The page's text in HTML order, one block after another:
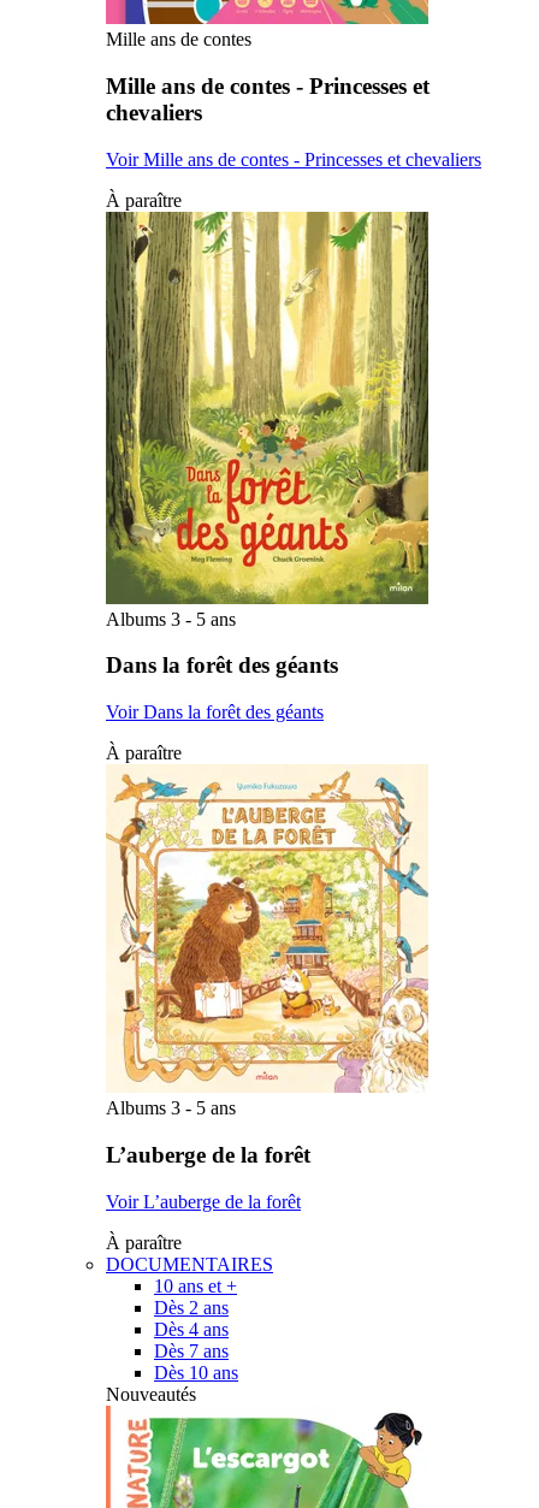
Mille ans de contes
Mille ans de contes - Princesses et
chevaliers
Voir Mille ans de contes - Princesses et chevaliers
À paraître
Albums 3 - 5 ans
Dans la forêt des géants
Voir Dans la forêt des géants
À paraître
Albums 3 - 5 ans
L’auberge de la forêt
Voir L’auberge de la forêt
À paraître
DOCUMENTAIRES
10 ans et +
Dès 2 ans
Dès 4 ans
Dès 7 ans
Dès 10 ans
Nouveautés